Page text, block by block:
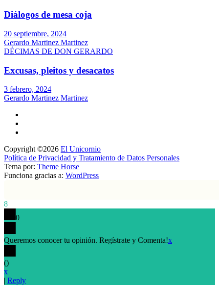
Diálogos de mesa coja
20 septiembre, 2024
Gerardo Martinez Martinez
DÉCIMAS DE DON GERARDO
Excusas, pleitos y desacatos
3 febrero, 2024
Gerardo Martinez Martinez
Copyright ©2026 El Unicornio
Política de Privacidad y Tratamiento de Datos Personales
Tema por: Theme Horse
Funciona gracias a: WordPress
8
0
Queremos conocer tu opinión. Regístrate y Comenta!x
()
x
| Reply